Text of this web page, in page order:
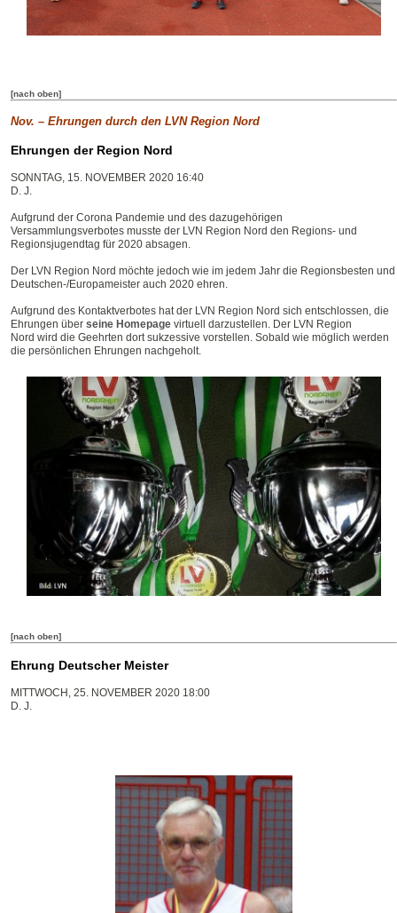
[nach oben]
Nov. – Ehrungen durch den LVN Region Nord
Ehrungen der Region Nord
SONNTAG, 15. NOVEMBER 2020 16:40
D. J.
Aufgrund der Corona Pandemie und des dazugehörigen
Versammlungsverbotes musste der LVN Region Nord den Regions- und
Regionsjugendtag für 2020 absagen.
Der LVN Region Nord möchte jedoch wie im jedem Jahr die Regionsbesten und
Deutschen-/Europameister auch 2020 ehren.
Aufgrund des Kontaktverbotes hat der LVN Region Nord sich entschlossen, die
Ehrungen über seine Homepage virtuell darzustellen. Der LVN Region
Nord wird die Geehrten dort sukzessive vorstellen. Sobald wie möglich werden
die persönlichen Ehrungen nachgeholt.
[nach oben]
Ehrung Deutscher Meister
MITTWOCH, 25. NOVEMBER 2020 18:00
D. J.